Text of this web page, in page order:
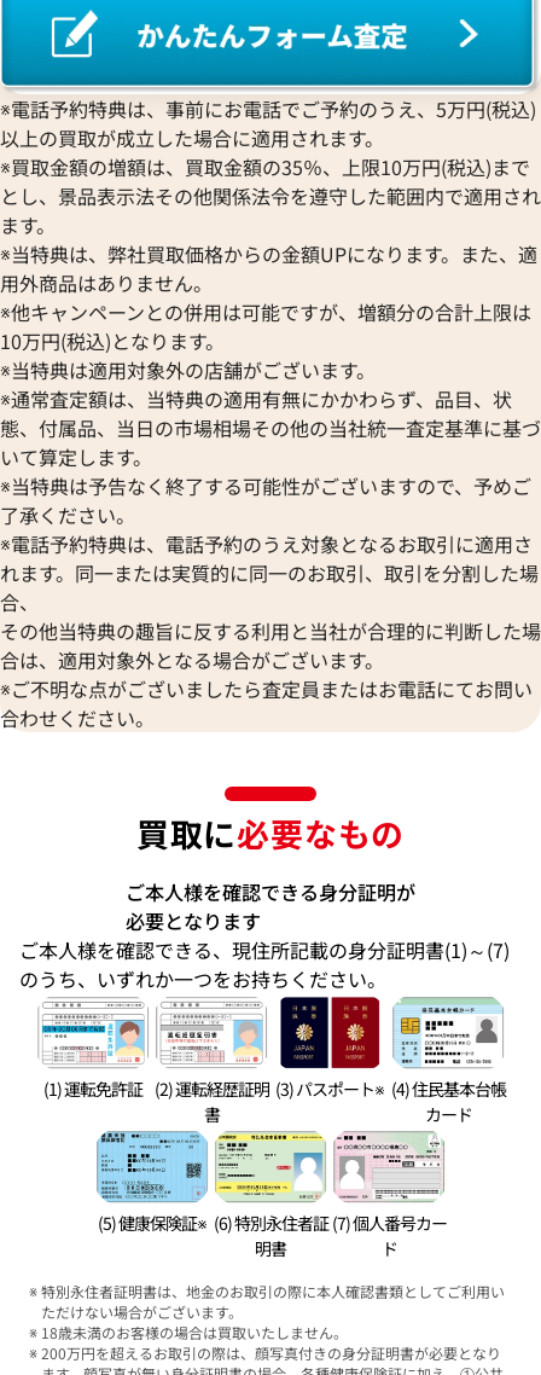
ワ行
※電話予約特典は、事前にお電話でご予約のうえ、5万円(税込)
以上の買取が成立した場合に適用されます。
※買取金額の増額は、買取金額の35％、上限10万円(税込)まで
とし、景品表示法その他関係法令を遵守した範囲内で適用され
ます。
※当特典は、弊社買取価格からの金額UPになります。また、適
用外商品はありません。
※他キャンペーンとの併用は可能ですが、増額分の合計上限は
10万円(税込)となります。
※当特典は適用対象外の店舗がございます。
※通常査定額は、当特典の適用有無にかかわらず、品目、状
態、付属品、当日の市場相場その他の当社統一査定基準に基づ
いて算定します。
※当特典は予告なく終了する可能性がございますので、予めご
了承ください。
※電話予約特典は、電話予約のうえ対象となるお取引に適用さ
れます。同一または実質的に同一のお取引、取引を分割した場
合、
その他当特典の趣旨に反する利用と当社が合理的に判断した場
合は、適用対象外となる場合がございます。
※ご不明な点がございましたら査定員またはお電話にてお問い
合わせください。
買取に必要なもの
ご本人様を確認できる身分証明が
必要となります
ご本人様を確認できる、現住所記載の身分証明書(1)～(7)
のうち、いずれか一つをお持ちください。
(1) 運転免許証 (2) 運転経歴証明
書
(3) パスポート※ (4) 住民基本台帳
カード
(5) 健康保険証※ (6) 特別永住者証
明書
(7) 個人番号カー
ド
特別永住者証明書は、地金のお取引の際に本人確認書類としてご利用い
ただけない場合がございます。
18歳未満のお客様の場合は買取いたしません。
200万円を超えるお取引の際は、顔写真付きの身分証明書が必要となり